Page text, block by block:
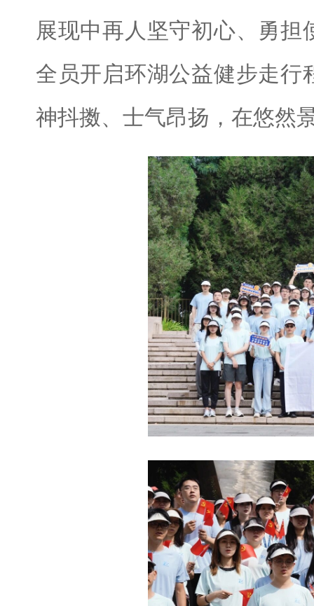
展现中再人坚守初心、勇
全员开启环湖公益健步走行
神抖擞、士气昂扬，在悠然